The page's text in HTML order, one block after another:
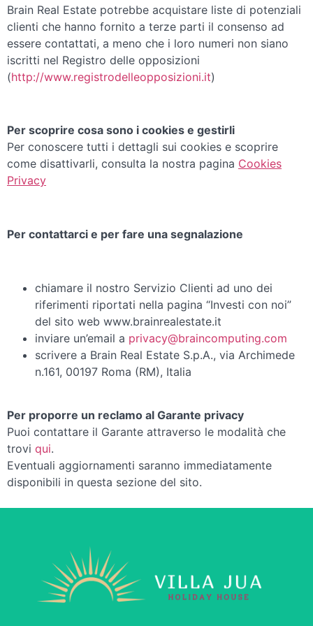
Brain Real Estate potrebbe acquistare liste di potenziali
clienti che hanno fornito a terze parti il consenso ad
essere contattati, a meno che i loro numeri non siano
iscritti nel Registro delle opposizioni
(http://www.registrodelleopposizioni.it)
Per scoprire cosa sono i cookies e gestirli
Per conoscere tutti i dettagli sui cookies e scoprire
come disattivarli, consulta la nostra pagina Cookies
Privacy
Per contattarci e per fare una segnalazione
chiamare il nostro Servizio Clienti ad uno dei
riferimenti riportati nella pagina “Investi con noi”
del sito web www.brainrealestate.it
inviare un’email a privacy@braincomputing.com
scrivere a Brain Real Estate S.p.A., via Archimede
n.161, 00197 Roma (RM), Italia
Per proporre un reclamo al Garante privacy
Puoi contattare il Garante attraverso le modalità che
trovi qui.
Eventuali aggiornamenti saranno immediatamente
disponibili in questa sezione del sito.